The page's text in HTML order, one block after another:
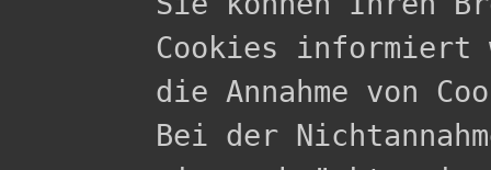
Cookies informiert
die Annahme von
Bei der